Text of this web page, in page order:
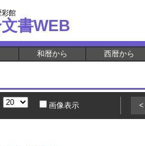
彩館
書WEB
和暦から 西暦から
画像表示 <